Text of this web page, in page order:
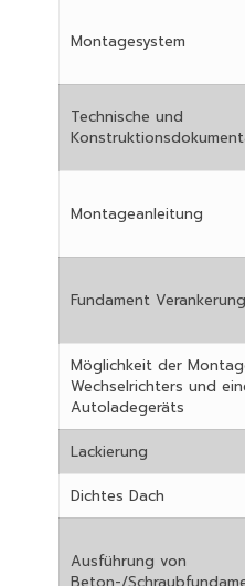
Montagesystem
Technische und
Montageanleitung
Fundament
Möglichkeit der
Wechselrichters und
Autoladegeräts
Lackierung
Dichtes Dach
Ausführung von